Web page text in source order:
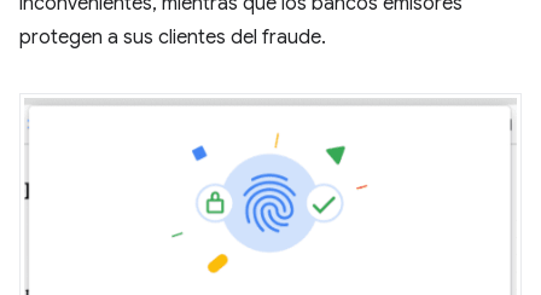
protegen a sus clientes del fraude.